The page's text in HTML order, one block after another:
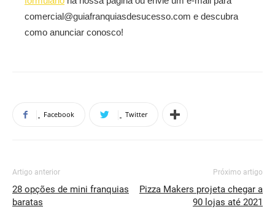
comercial@guiafranquiasdesucesso.com e descubra
como anunciar conosco!
Facebook Twitter
Artigo anterior
28 opções de mini franquias
baratas
Próximo artigo
Pizza Makers projeta chegar a
90 lojas até 2021